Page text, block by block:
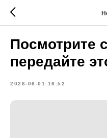
Посмотрите
передайте
2026-06-01 16:52